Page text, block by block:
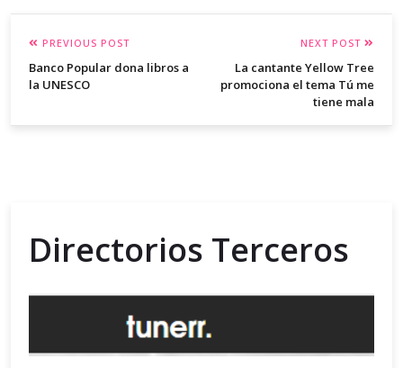
PREVIOUS POST
Banco Popular dona libros a
la UNESCO
NEXT POST
La cantante Yellow Tree
promociona el tema Tú me
tiene mala
Directorios Terceros